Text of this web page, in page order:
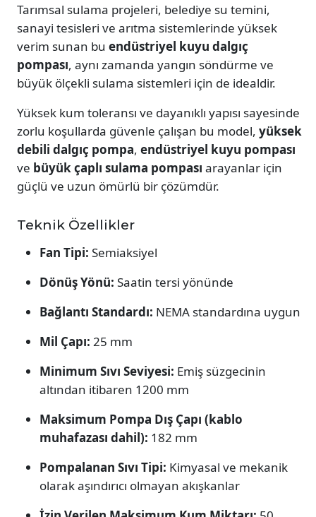
Tarımsal sulama projeleri, belediye su temini,
sanayi tesisleri ve arıtma sistemlerinde yüksek
verim sunan bu endüstriyel kuyu dalgıç
pompası, aynı zamanda yangın söndürme ve
büyük ölçekli sulama sistemleri için de idealdir.
Yüksek kum toleransı ve dayanıklı yapısı sayesinde
zorlu koşullarda güvenle çalışan bu model, yüksek
debili dalgıç pompa, endüstriyel kuyu pompası
ve büyük çaplı sulama pompası arayanlar için
güçlü ve uzun ömürlü bir çözümdür.
Teknik Özellikler
Fan Tipi: Semiaksiyel
Dönüş Yönü: Saatin tersi yönünde
Bağlantı Standardı: NEMA standardına uygun
Mil Çapı: 25 mm
Minimum Sıvı Seviyesi: Emiş süzgecinin
altından itibaren 1200 mm
Maksimum Pompa Dış Çapı (kablo
muhafazası dahil): 182 mm
Pompalanan Sıvı Tipi: Kimyasal ve mekanik
olarak aşındırıcı olmayan akışkanlar